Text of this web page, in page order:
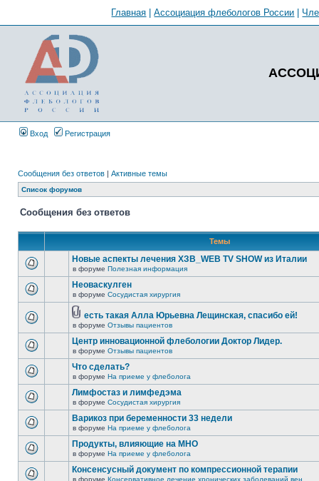
Главная |Ассоциация флебологов России
Вход Регистрация
Сообщения без ответов | Активные темы
Список форумов
Сообщения без ответов
Темы
Новые аспекты лечения ХЗВ_WEB TV SHOW из Италии
в форуме Полезная информация
Неоваскулген
в форуме Сосудистая хирургия
есть такая Алла Юрьевна Лещинская, спасибо ей!
в форуме Отзывы пациентов
Центр инновационной флебологии Доктор Лидер.
в форуме Отзывы пациентов
Что сделать?
в форуме На приеме у флеболога
Лимфостаз и лимфедэма
в форуме Сосудистая хирургия
Варикоз при беременности 33 недели
в форуме На приеме у флеболога
Продукты, влияющие на МНО
в форуме На приеме у флеболога
Консенсусный документ по компрессионной терапии
в форуме Консервативное лечение хронических заболеваний вен